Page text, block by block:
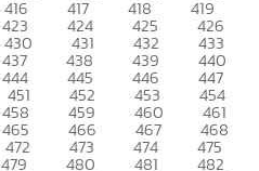
416 417 418 419
423 424 425 426
430 431 432 433
437 438 439 440
444 445 446 447
451 452 453 454
458 459 460 461
465 466 467 468
472 473 474 475
479 480 481 482